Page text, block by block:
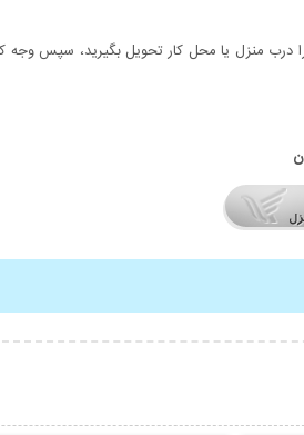
منزل یا محل کار تحویل بگیرید، سپس وجه